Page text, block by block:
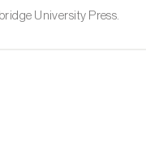
University Press.